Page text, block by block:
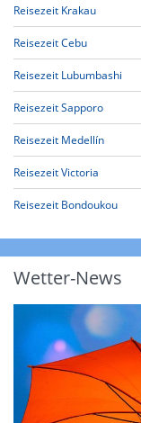
Reisezeit Krakau
Reisezeit Cebu
Reisezeit Lubumbashi
Reisezeit Sapporo
Reisezeit Medellín
Reisezeit Victoria
Reisezeit Bondoukou
Wetter-News